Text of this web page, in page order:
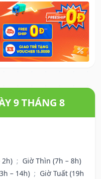
9 THÁNG 8
2h) ; Giờ Thìn (7h – 8h)
– 14h) ; Giờ Tuất (19h